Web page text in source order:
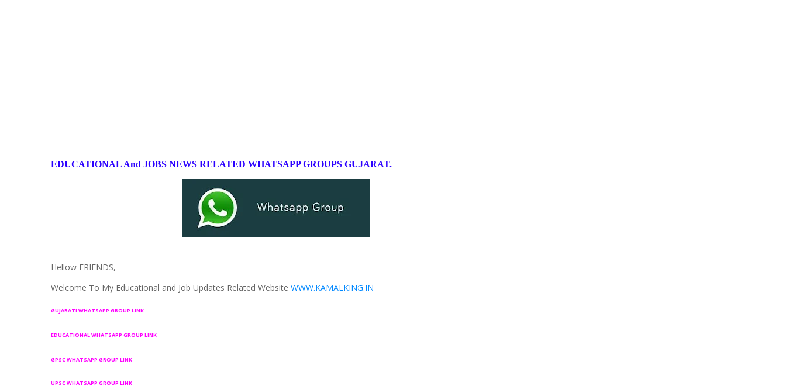
EDUCATIONAL And JOBS NEWS RELATED WHATSAPPGROUPS GUJARAT.
Hellow FRIENDS,
Welcome To My Educational and Job Updates Related Website WWW.KAMALKING.IN
GUJARATI WHATSAPP GROUP LINK
EDUCATIONAL WHATSAPP GROUP LINK
GPSC WHATSAPP GROUP LINK
UPSC WHATSAPP GROUP LINK